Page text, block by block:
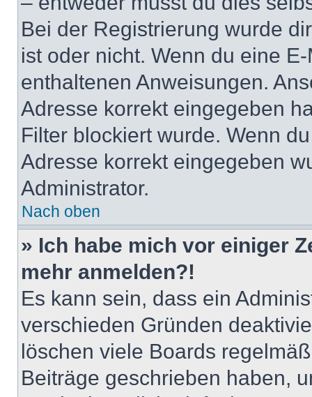
Bei der Registrierung wurde
ist oder nicht. Wenn du eine
enthaltenen Anweisungen.
Adresse korrekt eingegeben
Filter blockiert wurde. Wenn
Adresse korrekt eingegeben
Administrator.
Nach oben
» Ich habe mich vor einiger
mehr anmelden?!
Es kann sein, dass ein
verschieden Gründen
löschen viele Boards
Beiträge geschrieben haben,